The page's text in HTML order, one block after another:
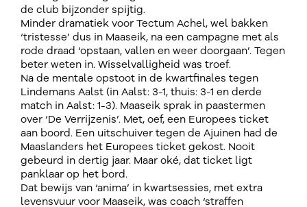
de club bijzonder spijtig.
Minder dramatiek voor Tectum Achel, wel bakken
‘tristesse’ dus in Maaseik, na een campagne met als
rode draad ‘opstaan, vallen en weer doorgaan’. Tegen
beter weten in. Wisselvalligheid was troef.
Na de mentale opstoot in de kwartfinales tegen
Lindemans Aalst (in Aalst: 3-1, thuis: 3-1 en derde
match in Aalst: 1-3). Maaseik sprak in paastermen
over ‘De Verrijzenis’. Met, oef, een Europees ticket
aan boord. Een uitschuiver tegen de Ajuinen had de
Maaslanders het Europees ticket gekost. Nooit
gebeurd in dertig jaar. Maar oké, dat ticket ligt
panklaar op het bord.
Dat bewijs van ‘anima’ in kwartsessies, met extra
levensvuur voor Maaseik, was coach ‘straffen